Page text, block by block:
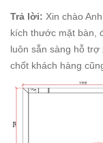
Trả lời: Xin chào
kích thước mặt bàn,
luôn sẵn sàng hỗ trợ
chốt khách hàng